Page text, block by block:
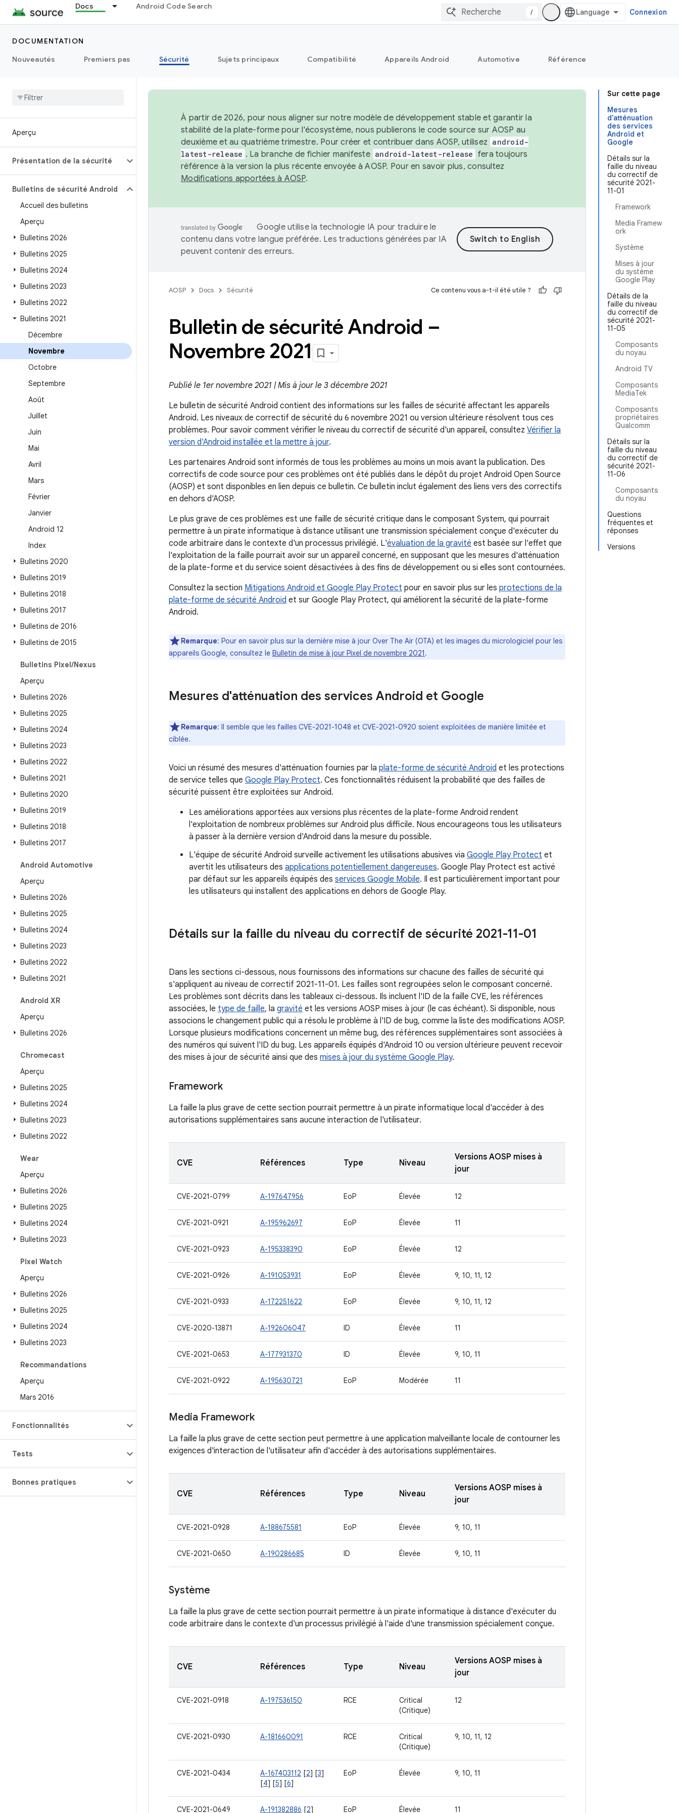
Docs Android Code Search
/ Connexion
DOCUMENTATION
Nouveautés
Premiers pas Sécurité Sujets principaux Compatibilité Appareils Android Automotive Référence
Aperçu
Présentation de la sécurité
Bulletins de sécurité Android
Accueil des bulletins
Aperçu
Bulletins 2026
Bulletins 2025
Bulletins 2024
Bulletins 2023
Bulletins 2022
Bulletins 2021
Décembre
Novembre
Octobre
Septembre
Août
Juillet
Juin
Mai
Avril
Mars
Février
Janvier
Android 12
Index
Bulletins 2020
Bulletins 2019
Bulletins 2018
Bulletins 2017
Bulletins de 2016
Bulletins de 2015
Bulletins Pixel/Nexus
Aperçu
Bulletins 2026
Bulletins 2025
Bulletins 2024
Bulletins 2023
Bulletins 2022
Bulletins 2021
Bulletins 2020
Bulletins 2019
Bulletins 2018
Bulletins 2017
Android Automotive
Aperçu
Bulletins 2026
Bulletins 2025
Bulletins 2024
Bulletins 2023
Bulletins 2022
Bulletins 2021
Android XR
Aperçu
Bulletins 2026
Chromecast
Aperçu
Bulletins 2025
Bulletins 2024
Bulletins 2023
Bulletins 2022
Wear
Aperçu
Bulletins 2026
Bulletins 2025
Bulletins 2024
Bulletins 2023
Pixel Watch
Aperçu
Bulletins 2026
Bulletins 2025
Bulletins 2024
Bulletins 2023
Recommandations
Aperçu
Mars 2016
Fonctionnalités
Tests
Bonnes pratiques
Sur cette page
Mesures
d'atténuation
des services
Android et
Google
Détails sur la
faille du niveau
du correctif de
sécurité 2021-
11-01
Framework
Media Framew
ork
Système
Mises à jour
du système
Google Play
Détails de la
faille du niveau
du correctif de
sécurité 2021-
11-05
Composants
du noyau
Android TV
Composants
MediaTek
Composants
propriétaires
Qualcomm
Détails sur la
faille du niveau
du correctif de
sécurité 2021-
11-06
Composants
du noyau
Questions
fréquentes et
réponses
Versions
À partir de 2026, pour nous aligner sur notre modèle de développement stable et garantir la
stabilité de la plate-forme pour l'écosystème, nous publierons le code source sur AOSP au
deuxième et au quatrième trimestre. Pour créer et contribuer dans AOSP, utilisez android-
latest-release . La branche de fichier manifeste android-latest-release fera toujours
référence à la version la plus récente envoyée à AOSP. Pour en savoir plus, consultez
Modifications apportées à AOSP.
Google utilise la technologie IA pour traduire le
contenu dans votre langue préférée. Les traductions générées par IA
peuvent contenir des erreurs.
AOSP Docs Sécurité Ce contenu vous a-t-il été utile ?
Bulletin de sécurité Android –
Novembre 2021
Publié le 1er novembre 2021 | Mis à jour le 3 décembre 2021
Le bulletin de sécurité Android contient des informations sur les failles de sécurité affectant les appareils
Android. Les niveaux de correctif de sécurité du 6 novembre 2021 ou version ultérieure résolvent tous ces
problèmes. Pour savoir comment vérifier le niveau du correctif de sécurité d'un appareil, consultez Vérifier la
version d'Android installée et la mettre à jour.
Les partenaires Android sont informés de tous les problèmes au moins un mois avant la publication. Des
correctifs de code source pour ces problèmes ont été publiés dans le dépôt du projet Android Open Source
(AOSP) et sont disponibles en lien depuis ce bulletin. Ce bulletin inclut également des liens vers des correctifs
en dehors d'AOSP.
Le plus grave de ces problèmes est une faille de sécurité critique dans le composant System, qui pourrait
permettre à un pirate informatique à distance utilisant une transmission spécialement conçue d'exécuter du
code arbitraire dans le contexte d'un processus privilégié. L'évaluation de la gravité est basée sur l'effet que
l'exploitation de la faille pourrait avoir sur un appareil concerné, en supposant que les mesures d'atténuation
de la plate-forme et du service soient désactivées à des fins de développement ou si elles sont contournées.
Consultez la section Mitigations Android et Google Play Protect pour en savoir plus sur les protections de la
plate-forme de sécurité Android et sur Google Play Protect, qui améliorent la sécurité de la plate-forme
Android.
Remarque: Pour en savoir plus sur la dernière mise à jour Over The Air (OTA) et les images du micrologiciel pour les
appareils Google, consultez le Bulletin de mise à jour Pixel de novembre 2021.
Mesures d'atténuation des services Android et Google
Remarque: Il semble que les failles CVE-2021-1048 et CVE-2021-0920 soient exploitées de manière limitée et
ciblée.
Voici un résumé des mesures d'atténuation fournies par la plate-forme de sécurité Android et les protections
de service telles que Google Play Protect. Ces fonctionnalités réduisent la probabilité que des failles de
sécurité puissent être exploitées sur Android.
Les améliorations apportées aux versions plus récentes de la plate-forme Android rendent
l'exploitation de nombreux problèmes sur Android plus difficile. Nous encourageons tous les utilisateurs
à passer à la dernière version d'Android dans la mesure du possible.
L'équipe de sécurité Android surveille activement les utilisations abusives via Google Play Protect et
avertit les utilisateurs des applications potentiellement dangereuses. Google Play Protect est activé
par défaut sur les appareils équipés des services Google Mobile. Il est particulièrement important pour
les utilisateurs qui installent des applications en dehors de Google Play.
Détails sur la faille du niveau du correctif de sécurité 2021-11-01
Dans les sections ci-dessous, nous fournissons des informations sur chacune des failles de sécurité qui
s'appliquent au niveau de correctif 2021-11-01. Les failles sont regroupées selon le composant concerné.
Les problèmes sont décrits dans les tableaux ci-dessous. Ils incluent l'ID de la faille CVE, les références
associées, le type de faille, la gravité et les versions AOSP mises à jour (le cas échéant). Si disponible, nous
associons le changement public qui a résolu le problème à l'ID de bug, comme la liste des modifications AOSP.
Lorsque plusieurs modifications concernent un même bug, des références supplémentaires sont associées à
des numéros qui suivent l'ID du bug. Les appareils équipés d'Android 10 ou version ultérieure peuvent recevoir
des mises à jour de sécurité ainsi que des mises à jour du système Google Play.
Framework
La faille la plus grave de cette section pourrait permettre à un pirate informatique local d'accéder à des
autorisations supplémentaires sans aucune interaction de l'utilisateur.
CVE Références Type Niveau
Versions AOSP mises à
jour
CVE-2021-0799 A-197647956 EoP Élevée 12
CVE-2021-0921 A-195962697 EoP Élevée 11
CVE-2021-0923 A-195338390 EoP Élevée 12
CVE-2021-0926 A-191053931 EoP Élevée 9, 10, 11, 12
CVE-2021-0933 A-172251622 EoP Élevée 9, 10, 11, 12
CVE-2020-13871 A-192606047 ID Élevée 11
CVE-2021-0653 A-177931370 ID Élevée 9, 10, 11
CVE-2021-0922 A-195630721 EoP Modérée 11
Media Framework
La faille la plus grave de cette section peut permettre à une application malveillante locale de contourner les
exigences d'interaction de l'utilisateur afin d'accéder à des autorisations supplémentaires.
CVE Références Type Niveau
Versions AOSP mises à
jour
CVE-2021-0928 A-188675581 EoP Élevée 9, 10, 11
CVE-2021-0650 A-190286685 ID Élevée 9, 10, 11
Système
La faille la plus grave de cette section pourrait permettre à un pirate informatique à distance d'exécuter du
code arbitraire dans le contexte d'un processus privilégié à l'aide d'une transmission spécialement conçue.
CVE Références Type Niveau
Versions AOSP mises à
jour
CVE-2021-0918 A-197536150 RCE
Critical
(Critique)
12
CVE-2021-0930 A-181660091 RCE
Critical
(Critique)
9, 10, 11, 12
CVE-2021-0434 A-167403112 [2] [3]
[4] [5] [6]
EoP Élevée 9, 10, 11
CVE-2021-0649 A-191382886 [2] EoP Élevée 11